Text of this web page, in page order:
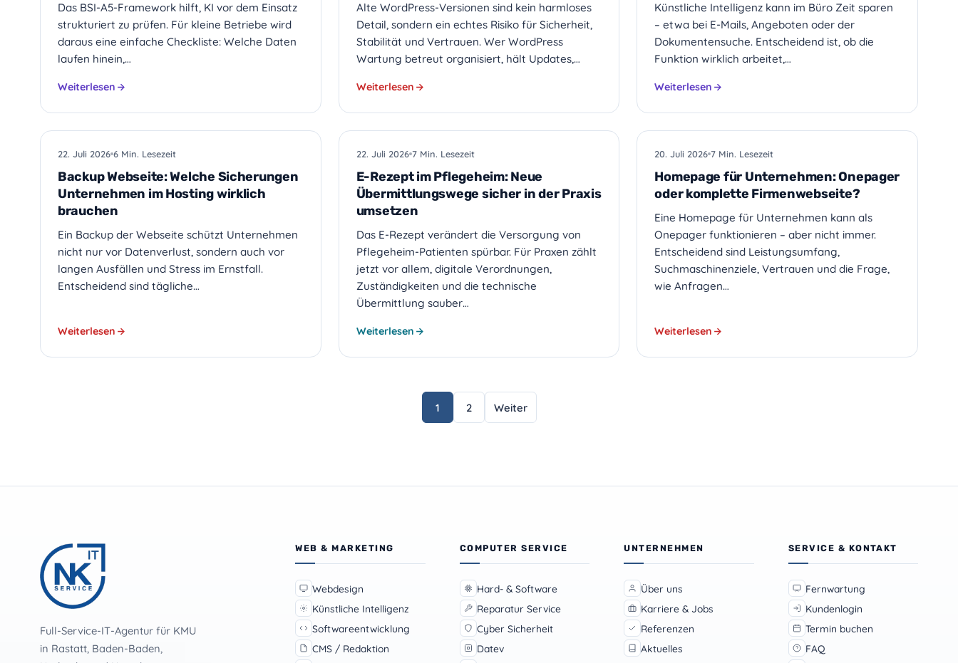
Das BSI-A5-Framework hilft, KI vor dem Einsatz
strukturiert zu prüfen. Für kleine Betriebe wird
daraus eine einfache Checkliste: Welche Daten
laufen hinein,…
Weiterlesen
Alte WordPress-Versionen sind kein harmloses
Detail, sondern ein echtes Risiko für Sicherheit,
Stabilität und Vertrauen. Wer WordPress
Wartung betreut organisiert, hält Updates,…
Weiterlesen
Künstliche Intelligenz kann im Büro Zeit sparen
– etwa bei E-Mails, Angeboten oder der
Dokumentensuche. Entscheidend ist, ob die
Funktion wirklich arbeitet,…
Weiterlesen
HOSTING
22. Juli 2026 6 Min. Lesezeit
Backup Webseite: Welche Sicherungen
Unternehmen im Hosting wirklich
brauchen
Ein Backup der Webseite schützt Unternehmen
nicht nur vor Datenverlust, sondern auch vor
langen Ausfällen und Stress im Ernstfall.
Entscheidend sind tägliche…
Weiterlesen
PRAXIS-IT
22. Juli 2026 7 Min. Lesezeit
E-Rezept im Pflegeheim: Neue
Übermittlungswege sicher in der Praxis
umsetzen
Das E-Rezept verändert die Versorgung von
Pflegeheim-Patienten spürbar. Für Praxen zählt
jetzt vor allem, digitale Verordnungen,
Zuständigkeiten und die technische
Übermittlung sauber…
Weiterlesen
WEBDESIGN
20. Juli 2026 7 Min. Lesezeit
Homepage für Unternehmen: Onepager
oder komplette Firmenwebseite?
Eine Homepage für Unternehmen kann als
Onepager funktionieren – aber nicht immer.
Entscheidend sind Leistungsumfang,
Suchmaschinenziele, Vertrauen und die Frage,
wie Anfragen…
Weiterlesen
Beiträge
1 2 Weiter
Full-Service-IT-Agentur für KMU
in Rastatt, Baden-Baden,
WEB & MARKETING
Webdesign
Künstliche Intelligenz
Softwareentwicklung
CMS / Redaktion
COMPUTER SERVICE
Hard- & Software
Reparatur Service
Cyber Sicherheit
Datev
UNTERNEHMEN
Über uns
Karriere & Jobs
Referenzen
Aktuelles
SERVICE & KONTAKT
Fernwartung
Kundenlogin
Termin buchen
FAQ